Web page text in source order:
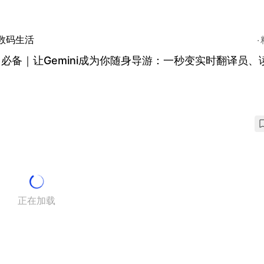
码生活
备｜让Gemini成为你随身导游：一秒变实时翻译员、
正在加载